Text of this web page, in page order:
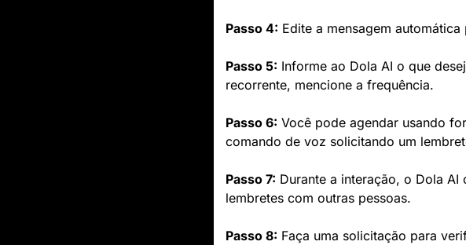
Passo 4: Edite a mensagem
Passo 5: Informe ao Dola AI o que
recorrente, mencione a frequência.
Passo 6: Você pode agendar usando
comando de voz solicitando um
Passo 7: Durante a interação, o Dola
lembretes com outras pessoas.
Passo 8: Faça uma solicitação para